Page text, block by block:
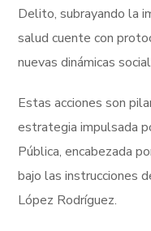
Delito, subrayando la
salud cuente con
nuevas dinámicas
Estas acciones son
estrategia impulsada
Pública, encabezada
bajo las instrucciones
López Rodríguez.